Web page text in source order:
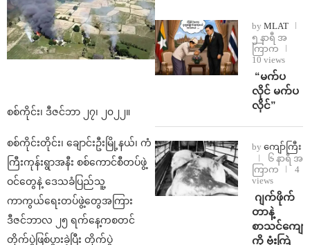
စစ်ကိုင်း၊ ဒီဇင်ဘာ ၂၇၊ ၂၀၂၂။
စစ်ကိုင်းတိုင်း၊ ချောင်းဦးမြို့နယ်၊ ကံ
ကြီးကုန်းရွာအနီး စစ်ကောင်စီတပ်ဖွဲ့
ဝင်တွေနဲ့ ဒေသခံပြည်သူ့
ကာကွယ်ရေးတပ်ဖွဲ့တွေအကြား
ဒီဇင်ဘာလ ၂၅ ရက်နေ့ကစတင်
တိုက်ပွဲဖြစ်ပွားခဲ့ပြီး တိုက်ပွဲ
by MLAT
၅ နာရီ အ
ကြာက
10 views
⁨ ⁨“မက်ပ
လိုင် မက်ပ
လိုင်”
by ကျော်ကြီး
၆ နာရီ အ
ကြာက
4
views
⁨⁩ ⁨ဂျက်ဖိုက်
တာနဲ့
စာသင်ကျော
ကို ဗုံးကြဲ